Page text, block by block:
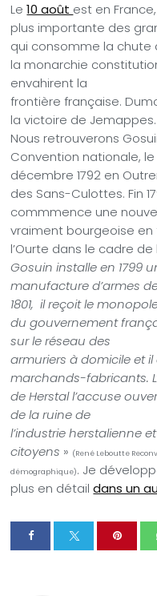
Le10 août est en
plus importante des
qui consomme la chute
la monarchie
envahirent la
frontière française.
la victoire de Jemappes.
Nous retrouverons
Convention nationale, le
décembre 1792 en
des Sans-Culottes. Fin
commmence une
vraiment bourgeoise
l’Ourte dans le cadre
Gosuin installe en 1799
manufacture d’armes
1801, il reçoit le
du gouvernement
sur le réseau des
armuriers à domicile et
marchands-fabricants.
de Herstal l’accuse
de la ruine de
l’industrie herstalienne
citoyens » (René Leboutte
démographique). Je
plus en détaildans un